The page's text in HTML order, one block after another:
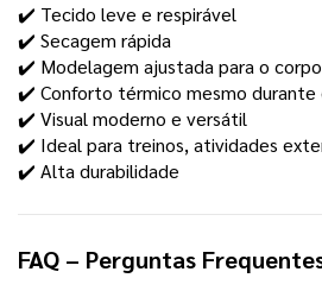
✔️ Tecido leve e respirável
✔️ Secagem rápida
✔️ Modelagem ajustada para o
✔️ Conforto térmico mesmo durante
✔️ Visual moderno e versátil
✔️ Ideal para treinos, atividades
✔️ Alta durabilidade
FAQ – Perguntas